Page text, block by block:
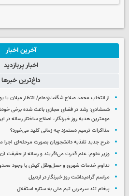
آخرین اخبار
اخبار پربازدید
داغ‌ترین خبرها
از انتخاب محمد صلاح شگفت‌زده‌ام/ انتظار میلان یا
شمشادی: رشد در فضای مجازی باعث شده برخی
مهمترین هدیه‌ روز خبرنگار، اصلاح ساختار رسانه در
مذاکرات ترمیم دستمزد چه زمانی کلید می‌خورد؟
طرح جدید تغذیه دانشجویان بصورت مرحله‌ای اجرا
وزیر علوم: علم قدرت می‌آفریند و رسانه از حقیقت
تداوم خدمات شهری و حمل‌ونقل کیش با وجود
مراسم گرامیداشت روز خبرنگار در اردبیل
پیغام تند سرمربی تیم ملی به ستاره استقلال